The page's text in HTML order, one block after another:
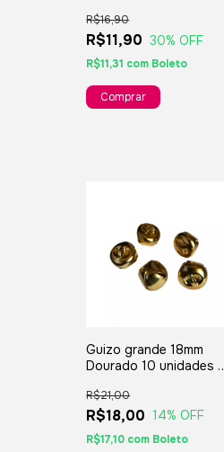
R$11,90
R$16,90
30% OFF
R$11,31 com Boleto
Guizo grande 18mm
Dourado 10 unidades -
lembranças
R$18,00
R$21,00
14% OFF
R$17,10 com Boleto